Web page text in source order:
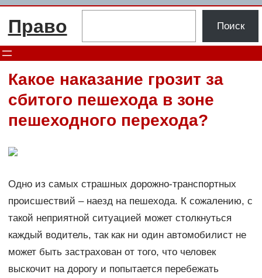
Перейти
Право Поиск
Какое наказание грозит за
сбитого пешехода в зоне
пешеходного перехода?
Одно из самых страшных дорожно-транспортных
происшествий – наезд на пешехода. К сожалению, с
такой неприятной ситуацией может столкнуться
каждый водитель, так как ни один автомобилист не
может быть застрахован от того, что человек
выскочит на дорогу и попытается перебежать